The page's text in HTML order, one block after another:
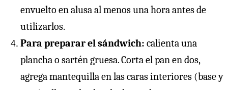
envuelto en alusa al menos una hora antes de
utilizarlos.
Para preparar el sándwich: calienta una
plancha o sartén gruesa. Corta el pan en dos,
agrega mantequilla en las caras interiores (base y